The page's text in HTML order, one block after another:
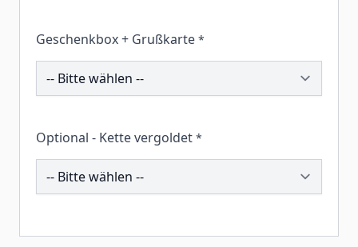
Geschenkbox + Grußkarte *
260172
Optional - Kette vergoldet *
206234